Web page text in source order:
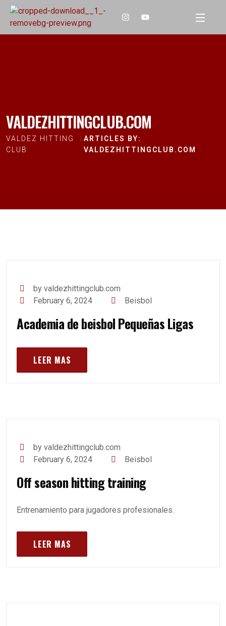
VALDEZHITTINGCLUB.COM
VALDEZ HITTING
CLUB
ARTICLES BY:
VALDEZHITTINGCLUB.COM
by valdezhittingclub.com
February 6, 2024
Beisbol
Academia de beisbol Pequeñas Ligas
LEER MAS
by valdezhittingclub.com
February 6, 2024
Beisbol
Off season hitting training
Entrenamiento para jugadores profesionales.
LEER MAS